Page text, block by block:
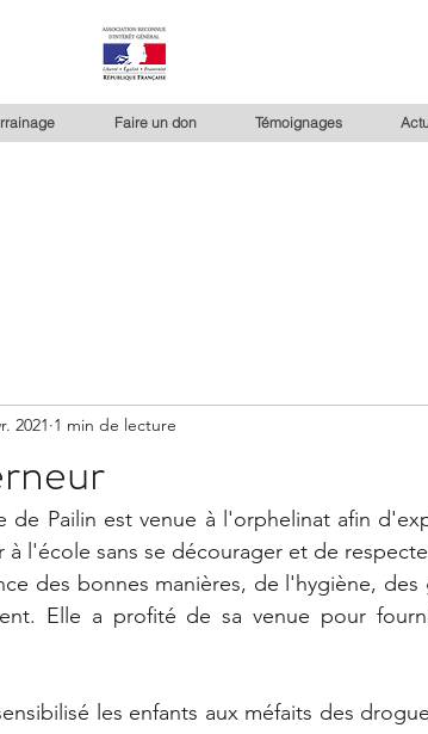
Faire un don Témoignages
2021 1 min de lecture
de Pailin est venue à l'orphelinat afin
à l'école sans se décourager et de
des bonnes manières, de l'hygiène, des
Elle a profité de sa venue pour
les enfants aux méfaits des